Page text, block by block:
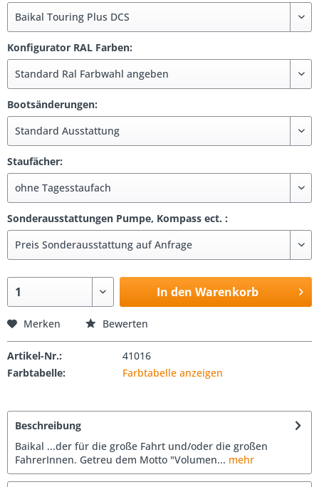
Konfigurator RAL Farben:
Bootsänderungen:
Staufächer:
Sonderausstattungen Pumpe, Kompass ect. :
In den Warenkorb
Merken Bewerten
Artikel-Nr.:
41016
Farbtabelle:
Farbtabelle anzeigen
Beschreibung
Baikal ...der für die große Fahrt und/oder die großen
FahrerInnen. Getreu dem Motto "Volumen... mehr